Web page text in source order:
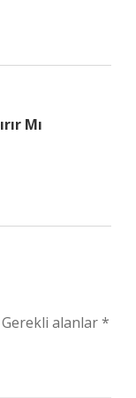
Mı
Gerekli alanlar*